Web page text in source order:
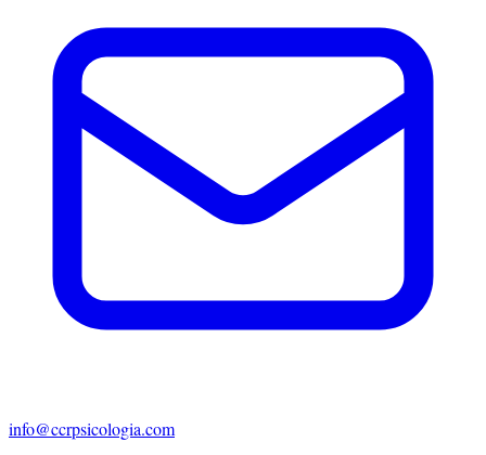
info@ccrpsicologia.com